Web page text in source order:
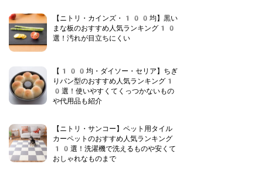
【ニトリ・カインズ・100均】黒い
まな板のおすすめ人気ランキング10
選！汚れが目立ちにくい
【100均・ダイソー・セリア】ちぎ
りパン型のおすすめ人気ランキング1
0選！使いやすくてくっつかないもの
や代用品も紹介
【ニトリ・サンコー】ペット用タイル
カーペットのおすすめ人気ランキング
10選！洗濯機で洗えるものや安くて
おしゃれなものまで